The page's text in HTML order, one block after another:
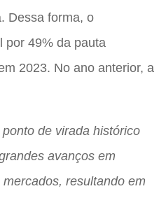
Dessa forma, o
por 49% da pauta
2023. No ano anterior, a
de virada histórico
avanços em
resultando em